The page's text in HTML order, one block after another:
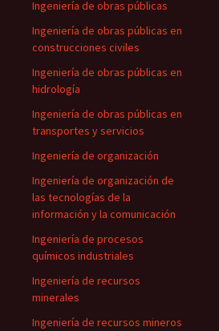
Ingeniería de obras públicas
Ingeniería de obras públicas en
construcciones civiles
Ingeniería de obras públicas en
hidrología
Ingeniería de obras públicas en
transportes y servicios
Ingeniería de organización
Ingeniería de organización de
las tecnologías de la
información y la comunicación
Ingeniería de procesos
químicos industriales
Ingeniería de recursos
minerales
Ingeniería de recursos mineros